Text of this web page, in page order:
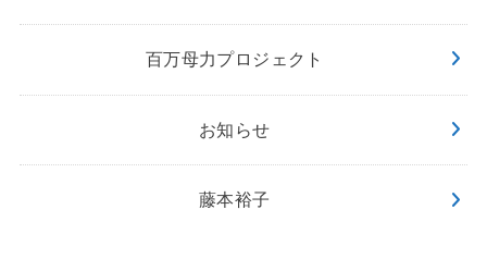
百万母力プロジェクト
お知らせ
藤本裕子